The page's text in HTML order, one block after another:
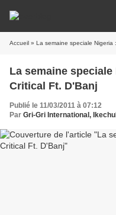
Accueil » La semaine speciale Nigeria
La semaine
Critical Ft. D'Banj
Publié le 11/03/2011 à 07:12
Par Gri-Gri International,